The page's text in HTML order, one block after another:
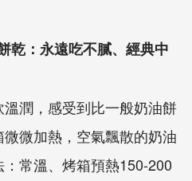
乾：永遠吃不膩、經典中
潤，感受到比一般奶油餅
微加熱，空氣飄散的奶油
常溫、烤箱預熱150-200